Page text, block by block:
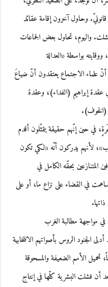
وحاول آخرون إقامة عقائد
واليوم، تحاول بعض الجماعات
بواسطة «العدالة
علماء الاجتماع يعتقدون أنّ ضياعَ
عقدة إبراهيم (الفداء)، وعقدة
(الخوف).
في حين إنّهم حقيقة يتمثّلون أقدم
لأنهم يدركون أنّه «لكي تكون
بحقّه الكامل في
في القضاء على نزاع ما، أو على
في مواجهة مطالبة الغرب
الجنود الروس بأصواتهم الانتخابية
تحميل الأمم الضعيفة والمسحوقة
أن فشلت البشرية كلّها في إنتاج